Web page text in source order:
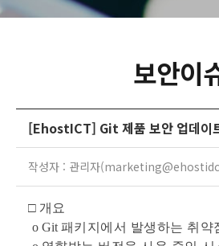
보안이
[EhostICT] Git 제품 보안 업데이
작성자 : 관리자
□ 개요
o Git 패키지에서 발생하는 취